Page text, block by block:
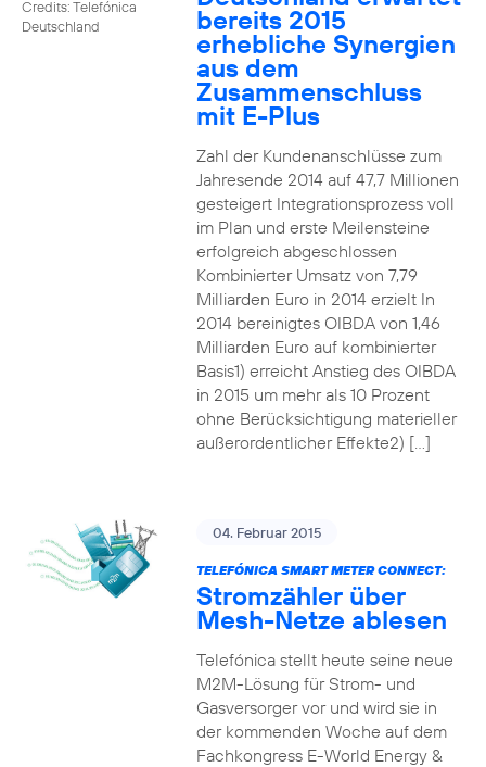
Credits: Telefónica
Deutschland
bereits 2015
erhebliche Synergien
aus dem
Zusammenschluss
mit E-Plus
Zahl der Kundenanschlüsse zum
Jahresende 2014 auf 47,7 Millionen
gesteigert Integrationsprozess voll
im Plan und erste Meilensteine
erfolgreich abgeschlossen
Kombinierter Umsatz von 7,79
Milliarden Euro in 2014 erzielt In
2014 bereinigtes OIBDA von 1,46
Milliarden Euro auf kombinierter
Basis1) erreicht Anstieg des OIBDA
in 2015 um mehr als 10 Prozent
ohne Berücksichtigung materieller
außerordentlicher Effekte2) […]
04. Februar 2015
TELEFÓNICA SMART METER CONNECT:
Stromzähler über
Mesh-Netze ablesen
Telefónica stellt heute seine neue
M2M-Lösung für Strom- und
Gasversorger vor und wird sie in
der kommenden Woche auf dem
Fachkongress E-World Energy &